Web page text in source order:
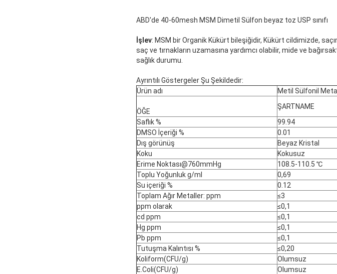
ABD'de 40-60mesh MSM Dimetil Sülfon beyaz toz USP sınıfı
İşlev: MSM bir Organik Kükürt bileşiğidir, Kükürt cildimizde,
saç ve tırnakların uzamasına yardımcı olabilir, mide ve
sağlık durumu.
Ayrıntılı Göstergeler Şu Şekildedir:
Ürün adı
Metil Sülfonil
ÖĞE
ŞARTNAME
Saflık %
99.94
DMSO İçeriği %
0.01
Dış görünüş
Beyaz Kristal
Koku
Kokusuz
Erime Noktası@760mmHg
108.5-110.5 ℃
Toplu Yoğunluk g/ml
0,69
Su içeriği %
0.12
Toplam Ağır Metaller: ppm
≤3
ppm olarak
≤0,1
cd ppm
≤0,1
Hg ppm
≤0,1
Pb ppm
≤0,1
Tutuşma Kalıntısı %
≤0,20
Koliform(CFU/g)
Olumsuz
E.Coli(CFU/g)
Olumsuz